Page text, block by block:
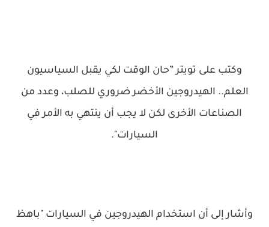
وكتب على تويتر ”حان الوقت لكي يقبل السياسيون
العلم.. الهيدروجين الأخضر ضروري للصلب، وعدد من
الصناعات الأخرى لكن لا يجب أن ينتهي به الأمر في
السيارات".
وأشار إلى أن استخدام الهيدروجين في السيارات "باهظ